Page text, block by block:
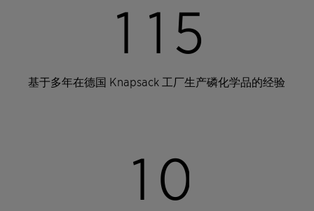
1 1 5
基于多年在德国 Knapsack 工厂生产磷化学品的经验
1 0